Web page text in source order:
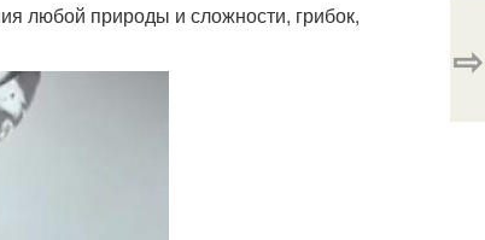
любой природы и сложности, грибок,
⇨